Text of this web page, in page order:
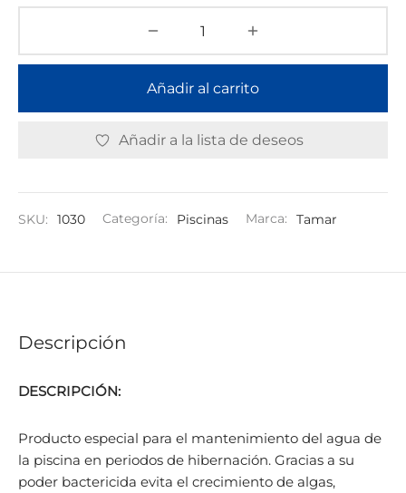
Añadir al carrito
Añadir a la lista de deseos
SKU: 1030 Categoría: Piscinas Marca: Tamar
Descripción
DESCRIPCIÓN:
Producto especial para el mantenimiento del agua de
la piscina en periodos de hibernación. Gracias a su
poder bactericida evita el crecimiento de algas,